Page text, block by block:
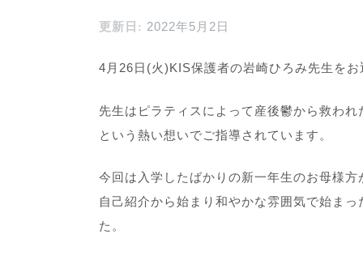
2022年5月2日
4月26日(火)KIS保護者の岩崎ひろみ先生を
先生はピラティスによって産後鬱から救わ
という熱い想いでご指導されています。
今回は入学したばかりの新一年生のお母様
自己紹介から始まり和やかな雰囲気で始ま
た。